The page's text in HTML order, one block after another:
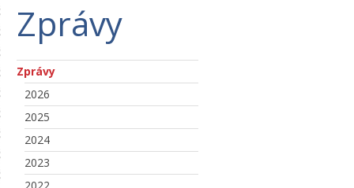
Zprávy
Zprávy
2026
2025
2024
2023